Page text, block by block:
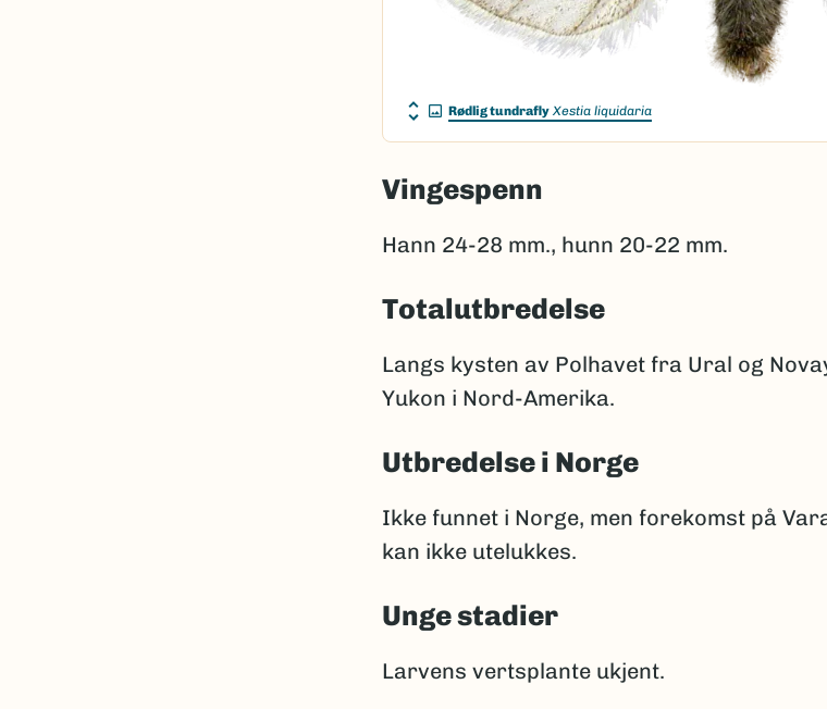
Rødlig tundrafly Xestia liquidaria
Vingespenn
Hann 24-28 mm., hunn 20-22 mm.
Totalutbredelse
Langs kysten av Polhavet fra Ural og
Yukon i Nord-Amerika.
Utbredelse i Norge
Ikke funnet i Norge, men forekomst på
kan ikke utelukkes.
Unge stadier
Larvens vertsplante ukjent.